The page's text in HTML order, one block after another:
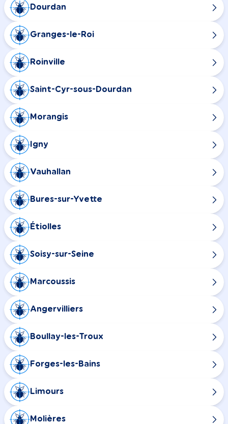
Dourdan
Granges-le-Roi
Roinville
Saint-Cyr-sous-Dourdan
Morangis
Igny
Vauhallan
Bures-sur-Yvette
Étiolles
Soisy-sur-Seine
Marcoussis
Angervilliers
Boullay-les-Troux
Forges-les-Bains
Limours
Molières